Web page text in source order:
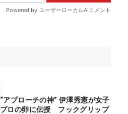
“アプローチの神” 伊澤秀憲が女子
プロの卵に伝授 フックグリップ